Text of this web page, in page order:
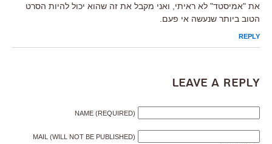
את "אמיסטד" לא ראיתי, ואני מקבל את זה שהוא יכול להיות הסרט
הטוב ביותר שנעשה אי פעם.
REPLY
Leave a Reply
NAME (REQUIRED)
MAIL (WILL NOT BE PUBLISHED)